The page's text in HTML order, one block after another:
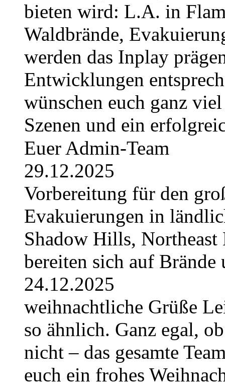
bieten wird: L.A. in
Waldbrände,
werden das Inplay
Entwicklungen
wünschen euch ganz
Szenen und ein
Euer Admin-Team
29.12.2025
Vorbereitung für den
Evakuierungen in
Shadow Hills,
bereiten sich auf
24.12.2025
weihnachtliche Grüße
so ähnlich. Ganz egal,
nicht – das gesamte
euch ein frohes